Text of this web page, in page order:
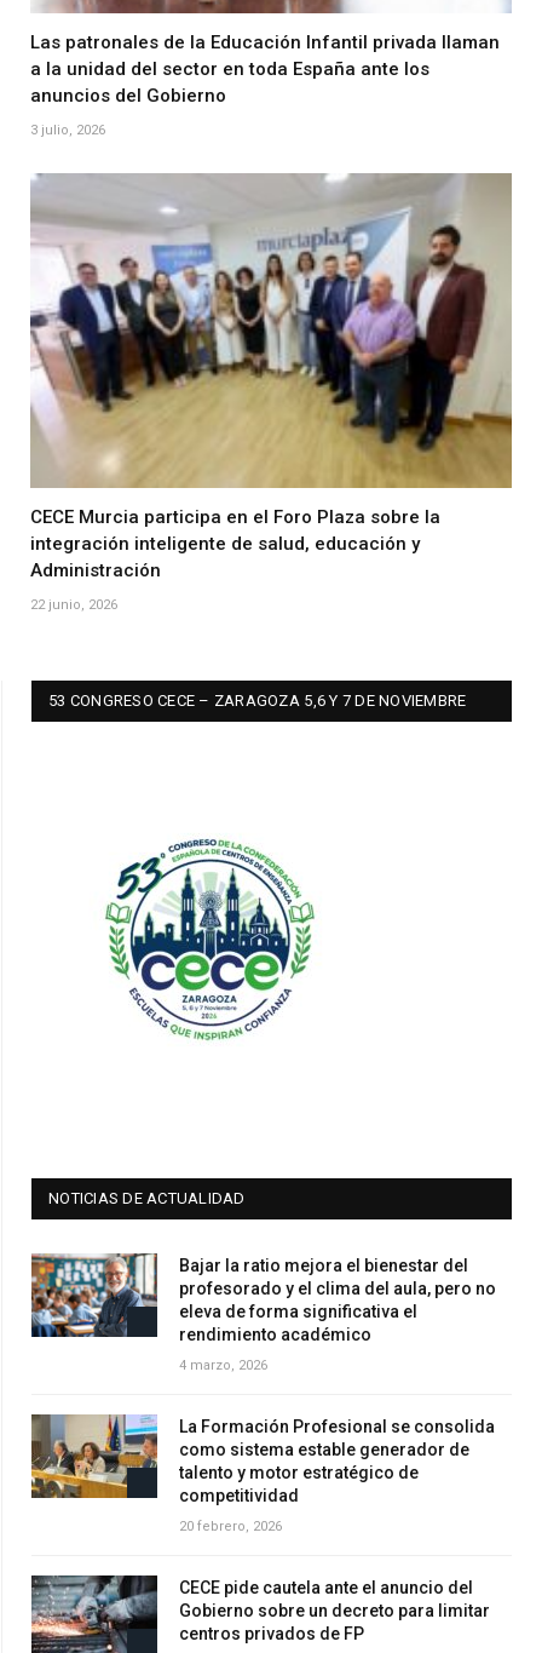
Las patronales de la Educación Infantil privada llaman
a la unidad del sector en toda España ante los
anuncios del Gobierno
3 julio, 2026
CECE Murcia participa en el Foro Plaza sobre la
integración inteligente de salud, educación y
Administración
22 junio, 2026
53 CONGRESO CECE – ZARAGOZA 5,6 Y 7 DE NOVIEMBRE
NOTICIAS DE ACTUALIDAD
Bajar la ratio mejora el bienestar del
profesorado y el clima del aula, pero no
eleva de forma significativa el
rendimiento académico
4 marzo, 2026
La Formación Profesional se consolida
como sistema estable generador de
talento y motor estratégico de
competitividad
20 febrero, 2026
CECE pide cautela ante el anuncio del
Gobierno sobre un decreto para limitar
centros privados de FP